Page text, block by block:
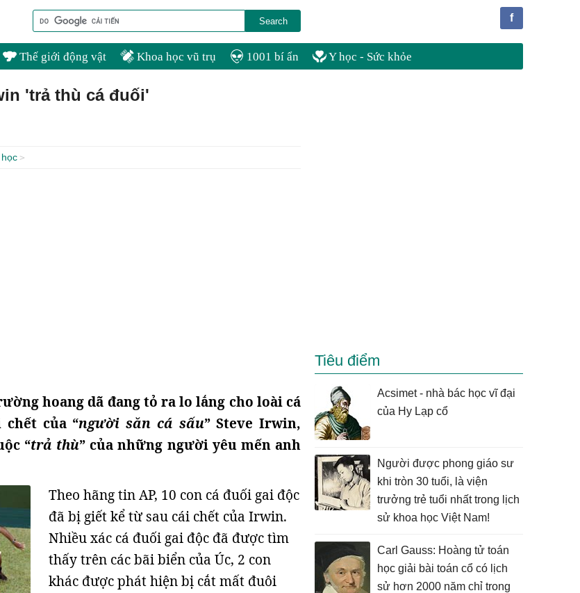
f
Thế giới động vật Khoa học vũ trụ 1001 bí ẩn Y học - Sức khỏe
'trả thù cá đuối'
hoang dã đang tỏ ra lo lắng cho loài cá
chết của “người săn cá sấu” Steve Irwin,
“trả thù” của những người yêu mến anh
Theo hãng tin AP, 10 con cá đuối gai độc
đã bị giết kể từ sau cái chết của Irwin.
Nhiều xác cá đuối gai độc đã được tìm
thấy trên các bãi biển của Úc, 2 con
khác được phát hiện bị cắt mất đuôi
Tiêu điểm
Acsimet - nhà bác học vĩ đại
của Hy Lạp cổ
Người được phong giáo sư
khi tròn 30 tuổi, là viện
trưởng trẻ tuổi nhất trong lịch
sử khoa học Việt Nam!
Carl Gauss: Hoàng tử toán
học giải bài toán cổ có lịch
sử hơn 2000 năm chỉ trong